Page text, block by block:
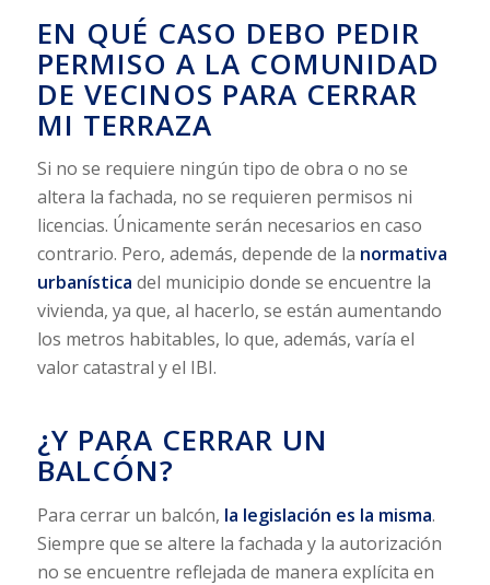
EN QUÉ CASO DEBO PEDIR
PERMISO A LA COMUNIDAD
DE VECINOS PARA CERRAR
MI TERRAZA
Si no se requiere ningún tipo de obra o no se
altera la fachada, no se requieren permisos ni
licencias. Únicamente serán necesarios en caso
contrario. Pero, además, depende de la normativa
urbanística del municipio donde se encuentre la
vivienda, ya que, al hacerlo, se están aumentando
los metros habitables, lo que, además, varía el
valor catastral y el IBI.
¿Y PARA CERRAR UN
BALCÓN?
Para cerrar un balcón, la legislación es la misma.
Siempre que se altere la fachada y la autorización
no se encuentre reflejada de manera explícita en